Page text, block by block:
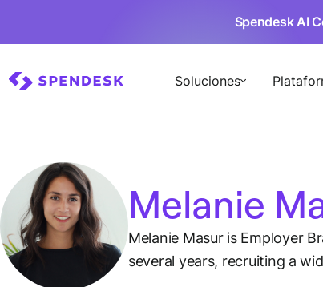
Spendesk AI
Soluciones
Melanie
Melanie Masur is Employer
several years, recruiting a